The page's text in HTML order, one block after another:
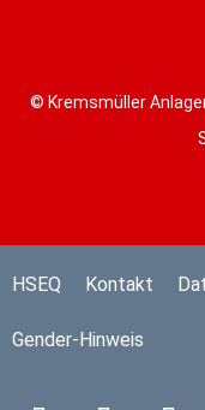
© Kremsmüller
HSEQ Kontakt
Gender-Hinweis